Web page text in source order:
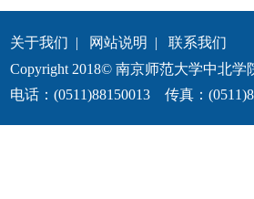
关于我们 | 网站说明 | 联系我们
Copyright 2018© 南京师范大学中北学
电话：(0511)88150013 传真：